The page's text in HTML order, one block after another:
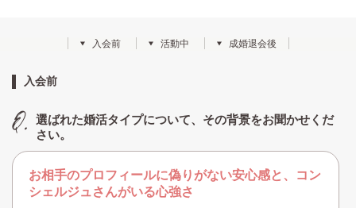
入会前 活動中 成婚退会後
入会前
選ばれた婚活タイプについて、その背景をお聞かせくだ
さい。
お相手のプロフィールに偽りがない安心感と、コン
シェルジュさんがいる心強さ